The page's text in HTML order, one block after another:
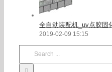
全自动装配机_uv点胶固
2019-02-09 15:15